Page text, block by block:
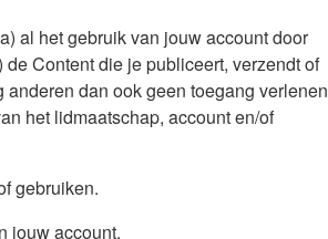
al het gebruik van jouw account door
Content die je publiceert, verzendt of
dan ook geen toegang verlenen
het lidmaatschap, account en/of
gebruiken.
jouw account.